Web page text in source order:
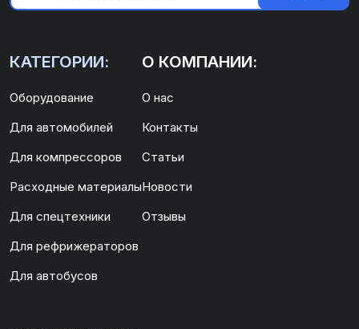
КАТЕГОРИИ:
Оборудование
Для автомобилей
Для компрессоров
Расходные материалы
Для спецтехники
Для рефрижераторов
Для автобусов
О КОМПАНИИ:
О нас
Контакты
Статьи
Новости
Отзывы